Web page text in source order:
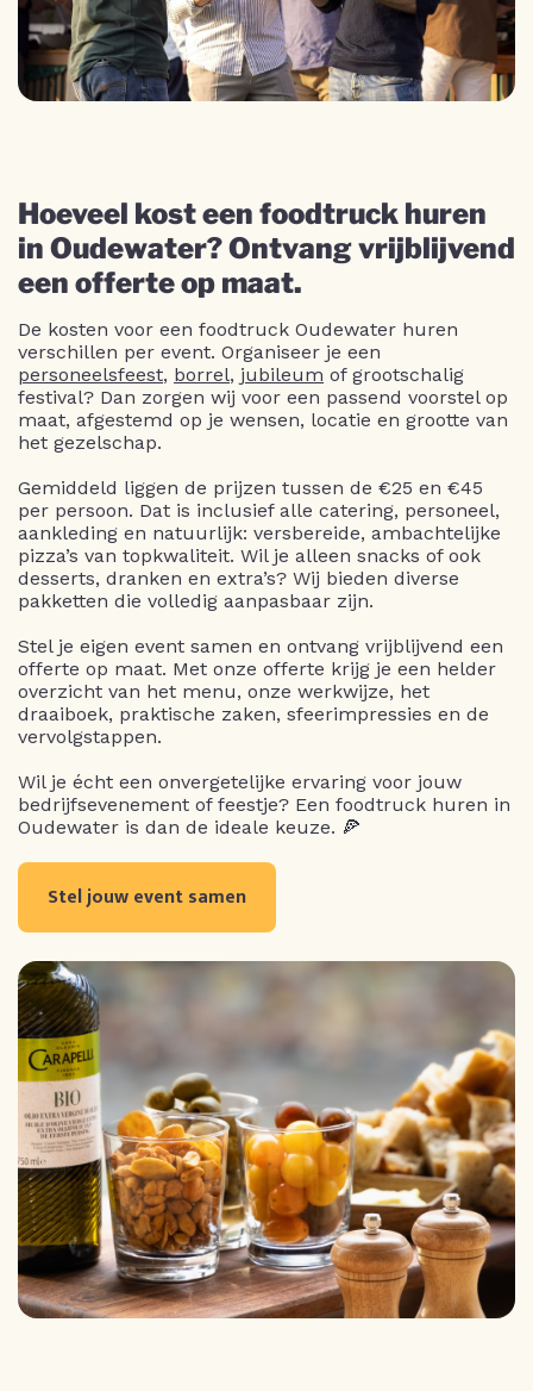
Hoeveel kost een foodtruck huren
in Oudewater? Ontvang vrijblijvend
een offerte op maat.
De kosten voor een foodtruck Oudewater huren
verschillen per event. Organiseer je een
personeelsfeest, borrel, jubileum of grootschalig
festival? Dan zorgen wij voor een passend voorstel op
maat, afgestemd op je wensen, locatie en grootte van
het gezelschap.
Gemiddeld liggen de prijzen tussen de €25 en €45
per persoon. Dat is inclusief alle catering, personeel,
aankleding en natuurlijk: versbereide, ambachtelijke
pizza’s van topkwaliteit. Wil je alleen snacks of ook
desserts, dranken en extra’s? Wij bieden diverse
pakketten die volledig aanpasbaar zijn.
Stel je eigen event samen en ontvang vrijblijvend een
offerte op maat. Met onze offerte krijg je een helder
overzicht van het menu, onze werkwijze, het
draaiboek, praktische zaken, sfeerimpressies en de
vervolgstappen.
Wil je écht een onvergetelijke ervaring voor jouw
bedrijfsevenement of feestje? Een foodtruck huren in
Oudewater is dan de ideale keuze. 🍕
Stel jouw event samen